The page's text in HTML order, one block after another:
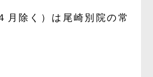
月除く）は尾崎別院の常